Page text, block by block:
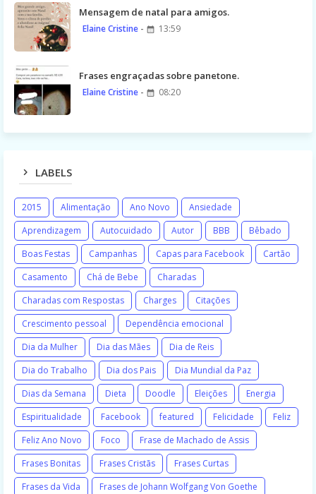
Mensagem de natal para amigos.
Elaine Cristine 13:59
Frases engraçadas sobre panetone.
Elaine Cristine 08:20
LABELS
2015 Alimentação Ano Novo
Ansiedade
Aprendizagem
Autocuidado Autor BBB
Bêbado
Boas Festas
Campanhas Capas para Facebook
Cartão
Casamento
Chá de Bebe
Charadas
Charadas com Respostas
Charges
Citações
Crescimento pessoal
Dependência emocional
Dia da Mulher
Dia das Mães
Dia de Reis
Dia do Trabalho
Dia dos Pais
Dia Mundial da Paz
Dias da Semana
Dieta Doodle Eleições
Energia
Espiritualidade
Facebook featured Felicidade
Feliz
Feliz Ano Novo
Foco
Frase de Machado de Assis
Frases Bonitas
Frases Cristãs
Frases Curtas
Frases da Vida
Frases de Johann Wolfgang Von Goethe